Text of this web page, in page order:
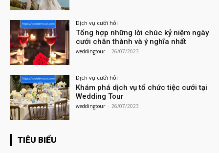
Dịch vụ cưới hỏi
Tổng hợp những lời chúc kỷ niệm ngày
cưới chân thành và ý nghĩa nhất
weddingtour - 26/07/2023
Dịch vụ cưới hỏi
Khám phá dịch vụ tổ chức tiệc cưới tại
Wedding Tour
weddingtour - 26/07/2023
TIÊU BIỂU